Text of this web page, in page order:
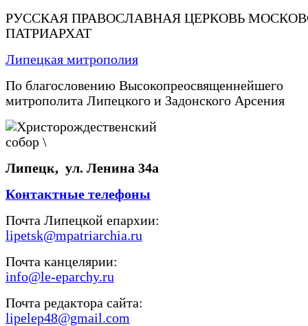
РУССКАЯ ПРАВОСЛАВНАЯ ЦЕРКОВЬ
ПАТРИАРХАТ
Липецкая митрополия
По благословению Высокопреосвященнейшего
митрополита Липецкого и Задонского Арсения
Липецк, ул. Ленина 34а
Контактные телефоны
Почта Липецкой епархии:
lipetsk@mpatriarchia.ru
Почта канцелярии:
info@le-eparchy.ru
Почта редактора сайта:
lipelep48@gmail.com